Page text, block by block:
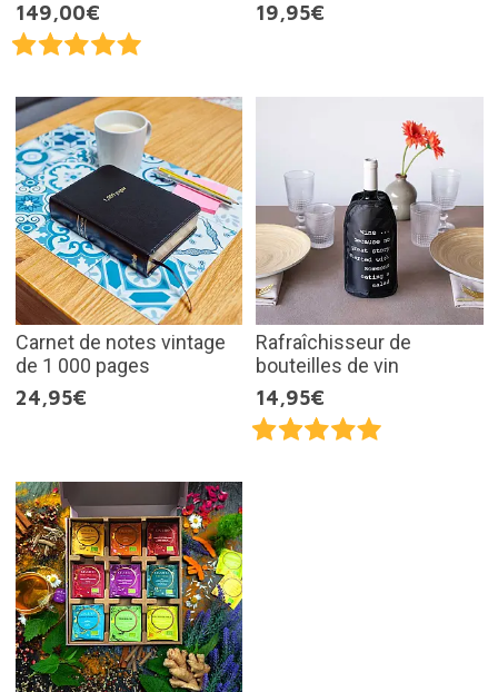
149,00€
19,95€
Carnet de notes vintage
de 1 000 pages
24,95€
Rafraîchisseur de
bouteilles de vin
14,95€